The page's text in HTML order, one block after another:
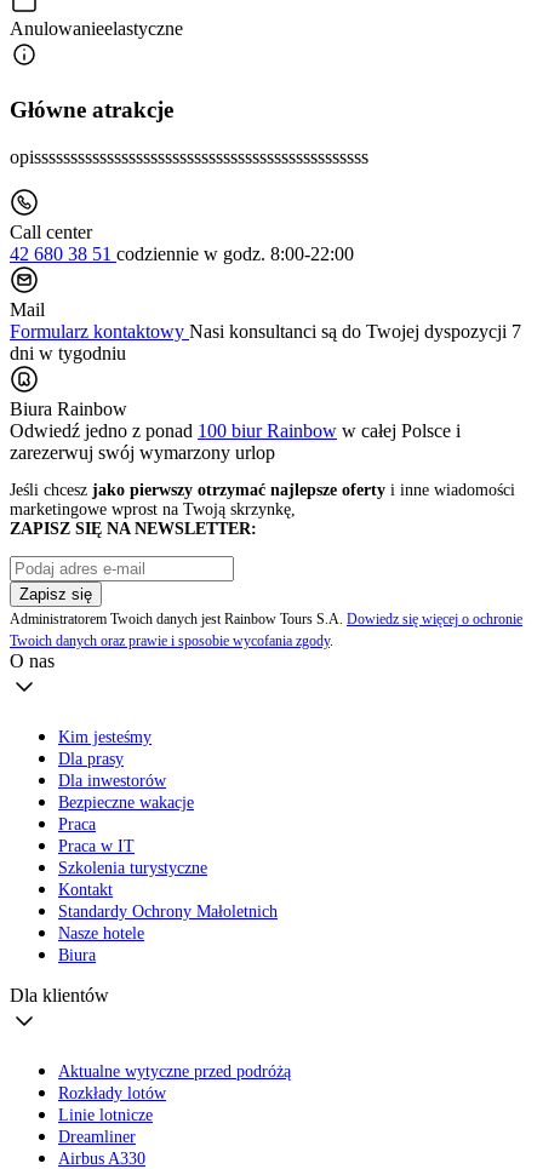
Anulowanieelastyczne
Główne atrakcje
opissssssssssssssssssssssssssssssssssssssssssssss
Call center
42 680 38 51 codziennie w godz. 8:00-22:00
Mail
Formularz kontaktowy Nasi konsultanci są do Twojej dyspozycji 7
dni w tygodniu
Biura Rainbow
Odwiedź jedno z ponad 100 biur Rainbow w całej Polsce i
zarezerwuj swój wymarzony urlop
Jeśli chcesz jako pierwszy otrzymać najlepsze oferty i inne wiadomości
marketingowe wprost na Twoją skrzynkę,
ZAPISZ SIĘ NA NEWSLETTER:
Zapisz się
Administratorem Twoich danych jest Rainbow Tours S.A. Dowiedz się więcej o ochronie
Twoich danych oraz prawie i sposobie wycofania zgody.
O nas
Kim jesteśmy
Dla prasy
Dla inwestorów
Bezpieczne wakacje
Praca
Praca w IT
Szkolenia turystyczne
Kontakt
Standardy Ochrony Małoletnich
Nasze hotele
Biura
Dla klientów
Aktualne wytyczne przed podróżą
Rozkłady lotów
Linie lotnicze
Dreamliner
Airbus A330